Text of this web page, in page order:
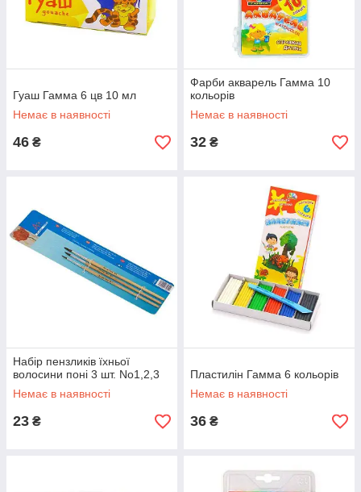
Гуаш Гамма 6 цв 10 мл
Немає в наявності
46 ₴
Фарби акварель Гамма 10
кольорів
Немає в наявності
32 ₴
Набір пензликів їхньої
волосини поні 3 шт. No1,2,3
Немає в наявності
23 ₴
Пластилін Гамма 6 кольорів
Немає в наявності
36 ₴